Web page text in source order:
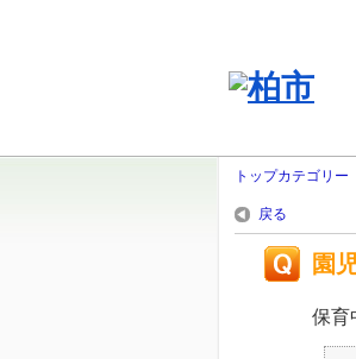
トップカテゴリー
戻る
園
保育